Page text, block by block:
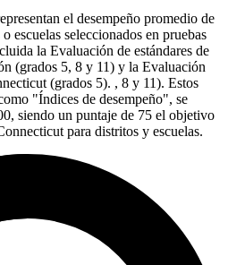
el desempeño promedio de
escuelas seleccionados en pruebas
la Evaluación de estándares de
(grados 5, 8 y 11) y la Evaluación
(grados 5). , 8 y 11). Estos
"Índices de desempeño", se
siendo un puntaje de 75 el objetivo
para distritos y escuelas.